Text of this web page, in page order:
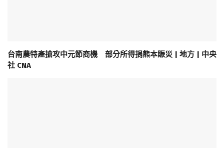
台南農特產搶攻中元節商機 部分所得捐熊本賑災 | 地方 | 中央
社 CNA